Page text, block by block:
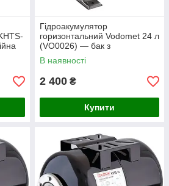
Гідроакумулятор
горизонтальний Vodomet 24 л
(VO0026) — бак з
нержавіючої сталі для
стабілізації тиску у
В наявності
2 400 ₴
Купити